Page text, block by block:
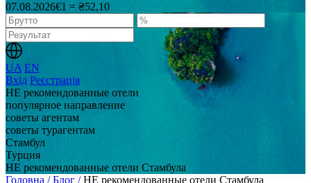
07.08.2026€1 = ₴52,10
UA EN
Вхід Реєстрація
НЕ рекомендованные отели
популярное направление
советы агентам
советы турагентам
Стамбул
Турция
НЕ рекомендованные отели Стамбула
Головна / Блог / НЕ рекомендованные отели Стамбула